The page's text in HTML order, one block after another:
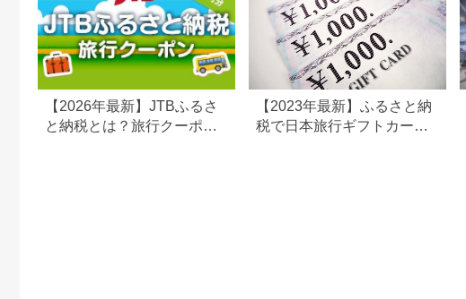
【2026年最新】JTBふるさ
と納税とは？旅行クーポン
【2023年最新】ふるさと納
税で日本旅行ギフトカード